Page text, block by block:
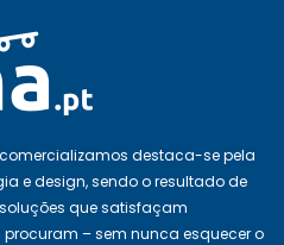
destaca-se pela
e design, sendo o resultado de
que satisfaçam
– sem nunca esquecer o